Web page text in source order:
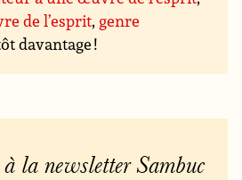
de l’esprit, genre
davantage !
la newsletter Sambuc